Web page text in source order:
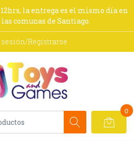
la entrega es el mismo día en
comunas de Santiago.
Registrarse
0